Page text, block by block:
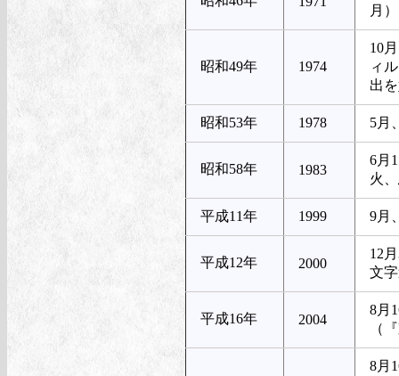
月
昭和49年 1974
10
ィ
出
昭和53年 1978 5月
昭和58年 1983
6月
火
平成11年 1999 9月
平成12年 2000
12
文
平成16年 2004
8月
（
8月